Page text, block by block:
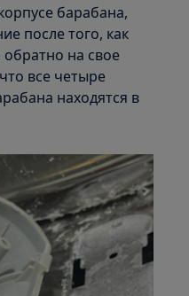
барабана,
после того, как
обратно на свое
все четыре
находятся в